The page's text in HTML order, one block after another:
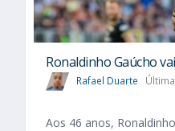
Ronaldinho Gaúcho
Rafael Duarte
Aos 46 anos,